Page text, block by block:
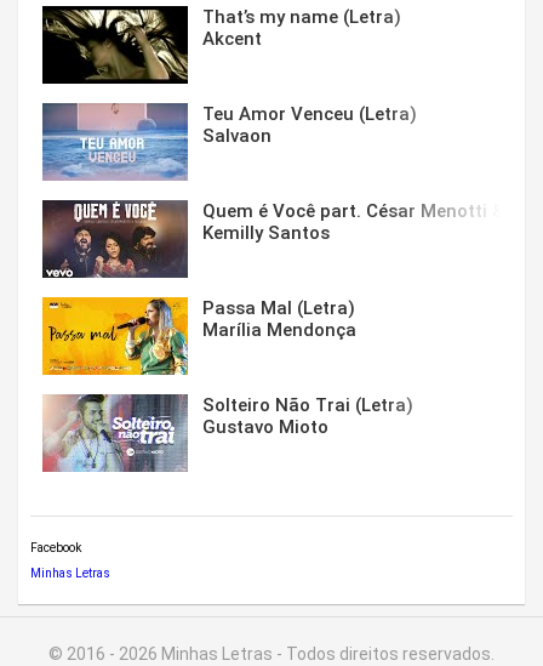
That’s my name (Letra)
Akcent
Teu Amor Venceu (Letra)
Salvaon
Quem é Você part. César Menotti &
Kemilly Santos
Passa Mal (Letra)
Marília Mendonça
Solteiro Não Trai (Letra)
Gustavo Mioto
Facebook
Minhas Letras
© 2016 - 2026 Minhas Letras - Todos direitos reservados.